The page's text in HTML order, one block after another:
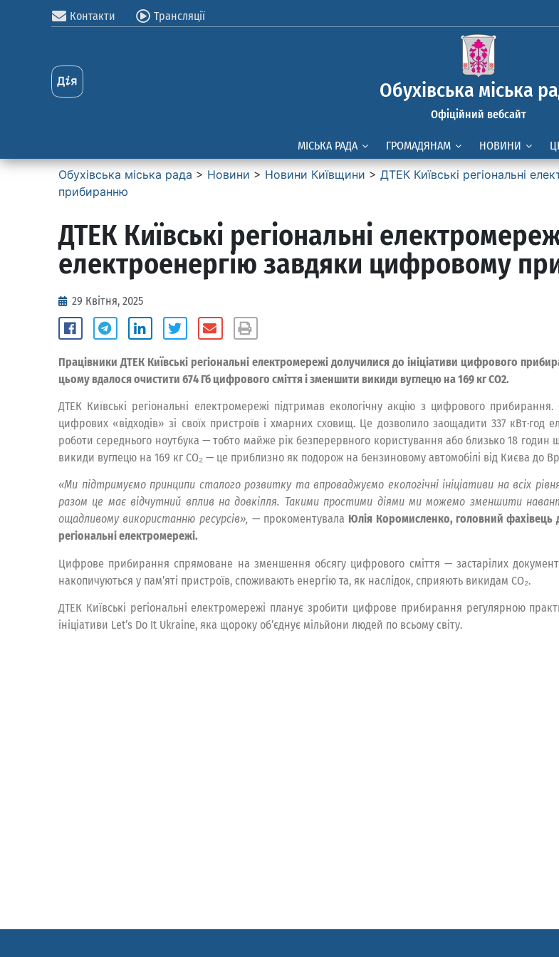
Контакти Трансляції
Обухівська міська
Офіційний вебсайт
МІСЬКА РАДА ГРОМАДЯНАМ НОВИНИ
Обухівська міська рада > Новини > Новини Київщини > ДТЕК Київські регіональні
прибиранню
ДТЕК Київські регіональні
електроенергію завдяки цифровому
29 Квітня, 2025
Працівники ДТЕК Київські регіональні електромережі долучилися до ініціативи цифрового
цьому вдалося очистити 674 Гб цифрового сміття і зменшити викиди вуглецю на 169 кг CO2.
ДТЕК Київські регіональні електромережі підтримав екологічну акцію з цифрового
цифрових «відходів» зі своїх пристроїв і хмарних сховищ. Це дозволило заощадити 337
роботи середнього ноутбука — тобто майже рік безперервного користування або близько 18 годин
викиди вуглецю на 169 кг CO₂ — це приблизно як подорож на бензиновому автомобілі від Києва до
«Ми підтримуємо принципи сталого розвитку та впроваджуємо екологічні ініціативи на всіх
разом це має відчутний вплив на довкілля. Такими простими діями ми можемо зменшити
ощадливому використанню ресурсів», — прокоментувала Юлія Коромисленко, головний фахівець
регіональні електромережі.
Цифрове прибирання спрямоване на зменшення обсягу цифрового сміття — застарілих
накопичуються у пам’яті пристроїв, споживають енергію та, як наслідок, сприяють викидам CO₂.
ДТЕК Київські регіональні електромережі планує зробити цифрове прибирання регулярною
ініціативи Let’s Do It Ukraine, яка щороку об’єднує мільйони людей по всьому світу.